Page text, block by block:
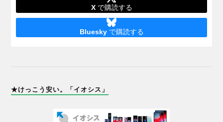
Xで購読する
Blueskyで購読する
★けっこう安い。「イオシス」